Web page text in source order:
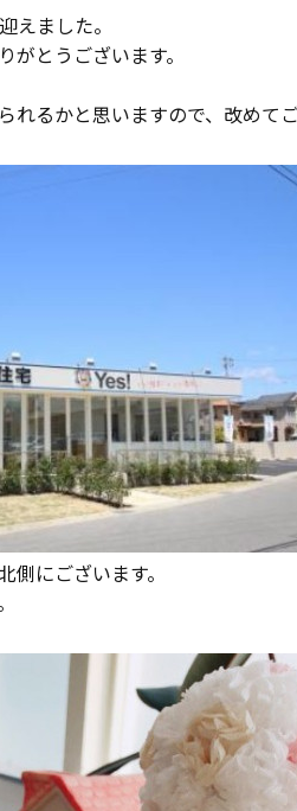
スタッフ紹介
えました。
とうございます。
るかと思いますので、改めてご
にございます。